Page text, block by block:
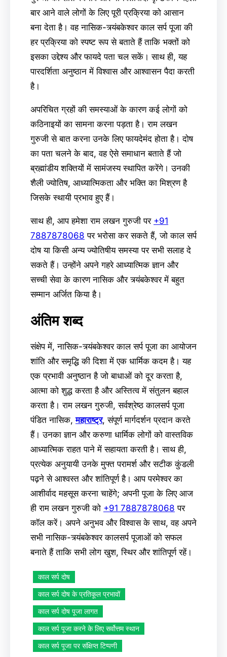
बार आने वाले लोगों के लिए पूरी प्रक्रिया को आसान
बना देता है। वह नासिक-त्र्यंबकेश्वर काल सर्प पूजा की
हर प्रक्रिया को स्पष्ट रूप से बताते हैं ताकि भक्तों को
इसका उद्देश्य और फायदे पता चल सकें। साथ ही, यह
पारदर्शिता अनुष्ठान में विश्वास और आश्वासन पैदा करती
है।
अपरिचित ग्रहों की समस्याओं के कारण कई लोगों को
कठिनाइयों का सामना करना पड़ता है। राम लखन
गुरुजी से बात करना उनके लिए फायदेमंद होता है। दोष
का पता चलने के बाद, वह ऐसे समाधान बताते हैं जो
ब्रह्मांडीय शक्तियों में सामंजस्य स्थापित करेंगे। उनकी
शैली ज्योतिष, आध्यात्मिकता और भक्ति का मिश्रण है
जिसके स्थायी प्रभाव हुए हैं।
साथ ही, आप हमेशा राम लखन गुरुजी पर +91
7887878068 पर भरोसा कर सकते हैं, जो काल सर्प
दोष या किसी अन्य ज्योतिषीय समस्या पर सभी सलाह दे
सकते हैं। उन्होंने अपने गहरे आध्यात्मिक ज्ञान और
सच्ची सेवा के कारण नासिक और त्र्यंबकेश्वर में बहुत
सम्मान अर्जित किया है।
अंतिम शब्द
संक्षेप में, नासिक-त्र्यंबकेश्वर काल सर्प पूजा का आयोजन
शांति और समृद्धि की दिशा में एक धार्मिक कदम है। यह
एक प्रभावी अनुष्ठान है जो बाधाओं को दूर करता है,
आत्मा को शुद्ध करता है और अस्तित्व में संतुलन बहाल
करता है। राम लखन गुरुजी, सर्वश्रेष्ठ कालसर्प पूजा
पंडित नासिक,महाराष्ट्र, संपूर्ण मार्गदर्शन प्रदान करते
हैं। उनका ज्ञान और करुणा धार्मिक लोगों को वास्तविक
आध्यात्मिक राहत पाने में सहायता करती है। साथ ही,
प्रत्येक अनुयायी उनके मुफ्त परामर्श और सटीक कुंडली
पढ़ने से आश्वस्त और शांतिपूर्ण है। आप परमेश्वर का
आशीर्वाद महसूस करना चाहेंगे; अपनी पूजा के लिए आज
ही राम लखन गुरुजी को +91 7887878068 पर
कॉल करें। अपने अनुभव और विश्वास के साथ, वह अपने
सभी नासिक-त्र्यंबकेश्वर कालसर्प पूजाओं को सफल
बनाते हैं ताकि सभी लोग खुश, स्थिर और शांतिपूर्ण रहें।
काल सर्प दोष
काल सर्प दोष के प्रतिकूल प्रभावों
काल सर्प दोष पूजा लागत
काल सर्प पूजा करने के लिए सर्वोत्तम स्थान
काल सर्प पूजा पर संक्षिप्त टिप्पणी